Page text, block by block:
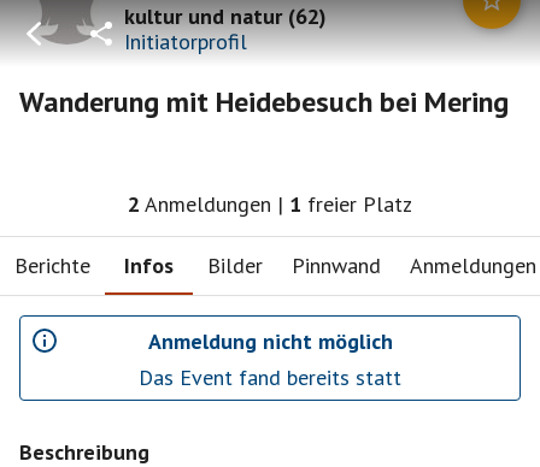
kultur und natur(62)
Initiatorprofil
Wanderung mit Heidebesuch bei Mering
2 Anmeldungen | 1 freier Platz
Berichte Infos Bilder Pinnwand Anmeldungen
Anmeldung nicht möglich
Das Event fand bereits statt
Beschreibung